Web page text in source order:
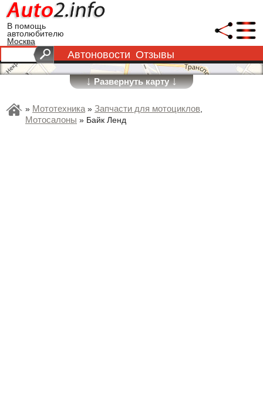
В помощь
автолюбителю
Москва
Автоновости Отзывы
↓Развернуть карту↓
» Мототехника» Запчасти для мотоциклов,
Мотосалоны » Байк Ленд